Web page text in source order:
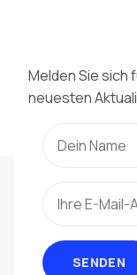
Melden Sie sich
neuesten
SENDEN